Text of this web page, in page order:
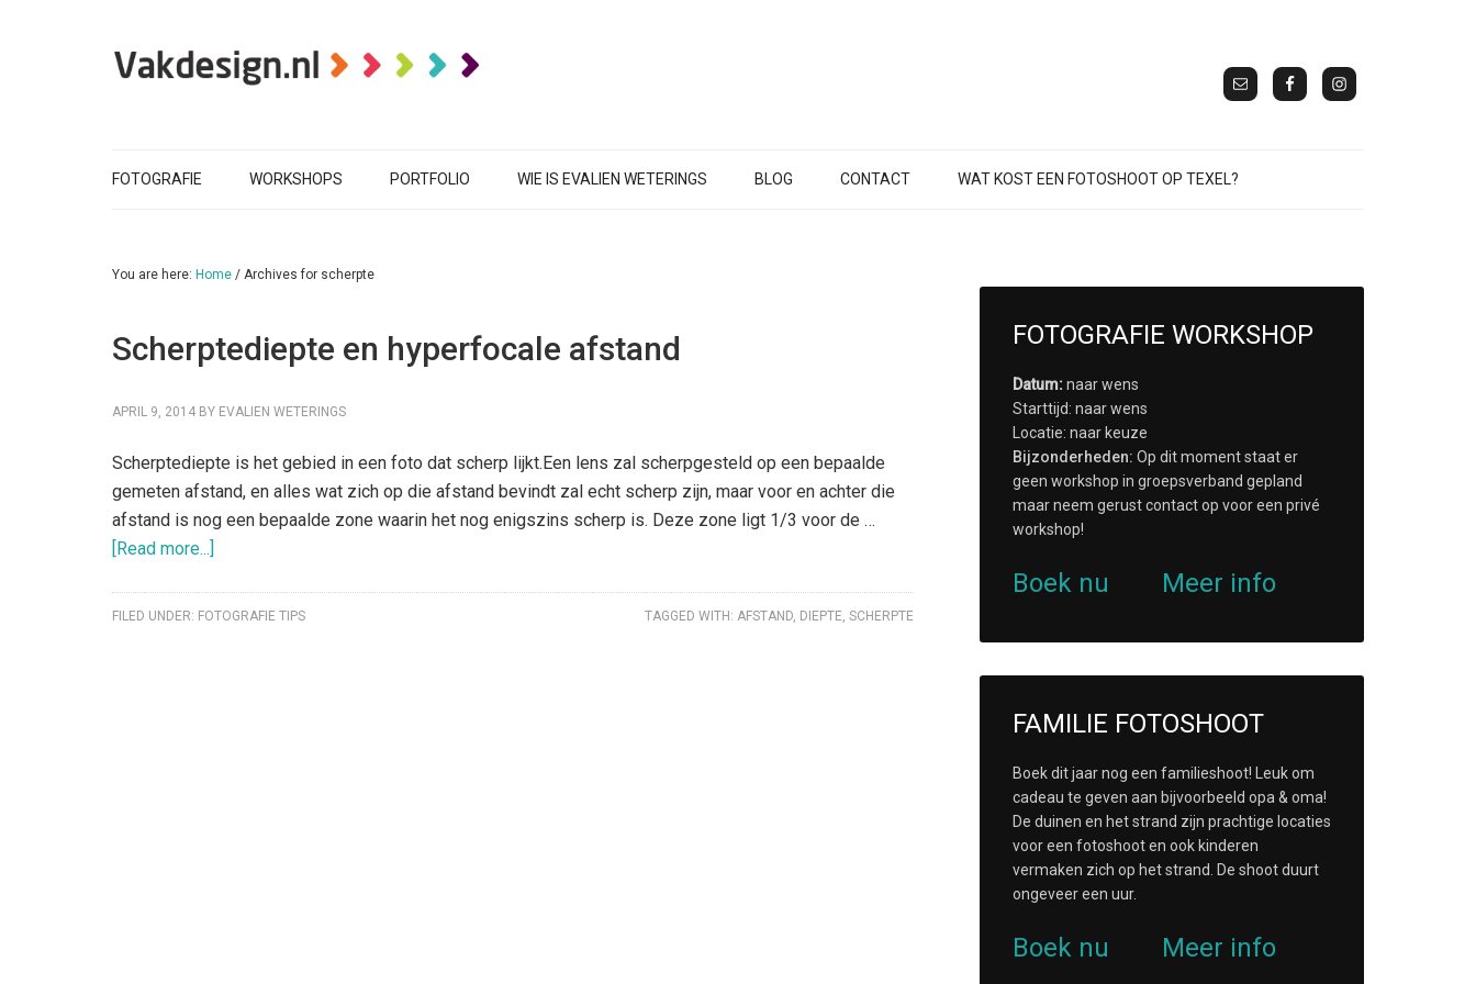
FOTOGRAFIE WORKSHOPS PORTFOLIO WIE IS EVALIEN WETERINGS BLOG CONTACT WAT KOST EEN FOTOSHOOT OP TEXEL?
You are here: Home / Archives for scherpte
Scherptediepte en hyperfocale afstand
APRIL 9, 2014 BY EVALIEN WETERINGS
Scherptediepte is het gebied in een foto dat scherp lijkt.Een lens zal scherpgesteld op een bepaalde
gemeten afstand, en alles wat zich op die afstand bevindt zal echt scherp zijn, maar voor en achter die
afstand is nog een bepaalde zone waarin het nog enigszins scherp is. Deze zone ligt 1/3 voor de …
[Read more...]
FILED UNDER: FOTOGRAFIE TIPS TAGGED WITH: AFSTAND DIEPTE SCHERPTE
FOTOGRAFIE WORKSHOP
Datum:naar wens
Starttijd: naar wens
Locatie: naar keuze
Bijzonderheden: Op dit moment staat er
geen workshop in groepsverband gepland
maar neem gerust contact op voor een privé
workshop!
Boek nu Meer info
FAMILIE FOTOSHOOT
Boek dit jaar nog een familieshoot! Leuk om
cadeau te geven aan bijvoorbeeld opa & oma!
De duinen en het strand zijn prachtige locaties
voor een fotoshoot en ook kinderen
vermaken zich op het strand. De shoot duurt
ongeveer een uur.
Boek nu Meer info